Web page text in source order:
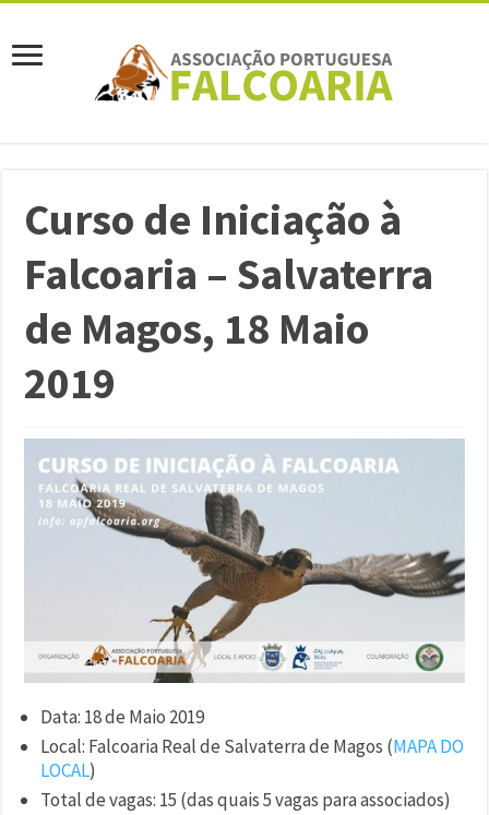
Curso de Iniciação à
Falcoaria – Salvaterra
de Magos, 18 Maio
2019
Data: 18 de Maio 2019
Local: Falcoaria Real de Salvaterra de Magos (MAPA DO
LOCAL)
Total de vagas: 15 (das quais 5 vagas para associados)